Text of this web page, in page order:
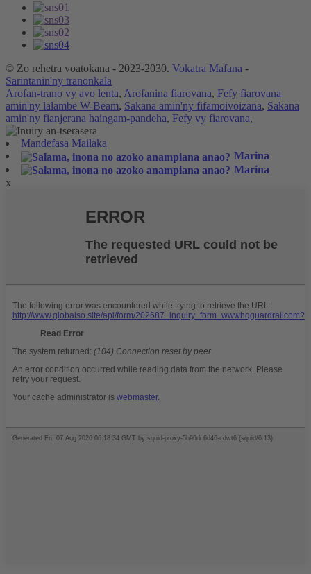
© Zo rehetra voatokana - 2023-2030. Vokatra Mafana -
Sarintanin'ny tranonkala
Arofan-trano vy avo lenta, Arofanina fiarovana, Fefy fiarovana
amin'ny lalambe W-Beam, Sakana amin'ny fifamoivoizana, Sakana
amin'ny fianjerana haingam-pandeha, Fefy vy fiarovana,
Mandefasa Mailaka
Marina
Marina
x